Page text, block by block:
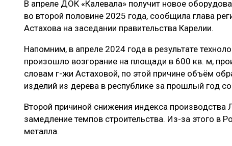
ЛЕСОВОССТАНОВЛЕНИЕ И ЗАЩИТА
ЦБП
СУШКА
МЕБЕЛЬНОЕ
ЭКСПЕРТНОЕ МНЕНИЕ
В апреле ДОК «Калевала» получит новое
во второй половине 2025 года, сообщила глава
Астахова на заседании правительства Карелии.
Напомним, в апреле 2024 года в результате
произошло возгорание на площади в 600 кв. м,
словам г-жи Астаховой, по этой причине объём
изделий из дерева в республике за прошлый год
Второй причиной снижения индекса производства
замедление темпов строительства. Из-за этого в
металла.